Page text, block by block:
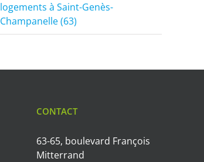
logements à Saint-Genès-
Champanelle (63)
CONTACT
63-65, boulevard François
Mitterrand